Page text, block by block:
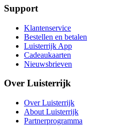
Support
Klantenservice
Bestellen en betalen
Luisterrijk App
Cadeaukaarten
Nieuwsbrieven
Over Luisterrijk
Over Luisterrijk
About Luisterrijk
Partnerprogramma